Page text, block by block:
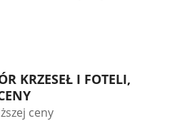
KRZESEŁ I FOTELI,
ceny